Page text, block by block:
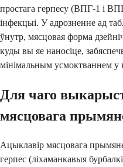
простага герпесу (ВПГ-1 і
інфекцыі. У адрозненне ад
ўнутр, мясцовая форма
куды вы яе наносіце,
мінімальным усмоктваннем у
Для чаго
мясцовага
Ацыклавір мясцовага
герпес (ліхаманкавыя